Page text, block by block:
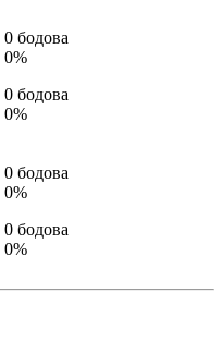
0 бодова
0%
0 бодова
0%
0 бодова
0%
0 бодова
0%